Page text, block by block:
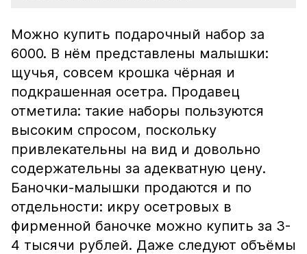
Можно купить подарочный набор за
6000. В нём представлены малышки:
щучья, совсем крошка чёрная и
подкрашенная осетра. Продавец
отметила: такие наборы пользуются
высоким спросом, поскольку
привлекательны на вид и довольно
содержательны за адекватную цену.
Баночки-малышки продаются и по
отдельности: икру осетровых в
фирменной баночке можно купить за 3-
4 тысячи рублей. Даже следуют объёмы